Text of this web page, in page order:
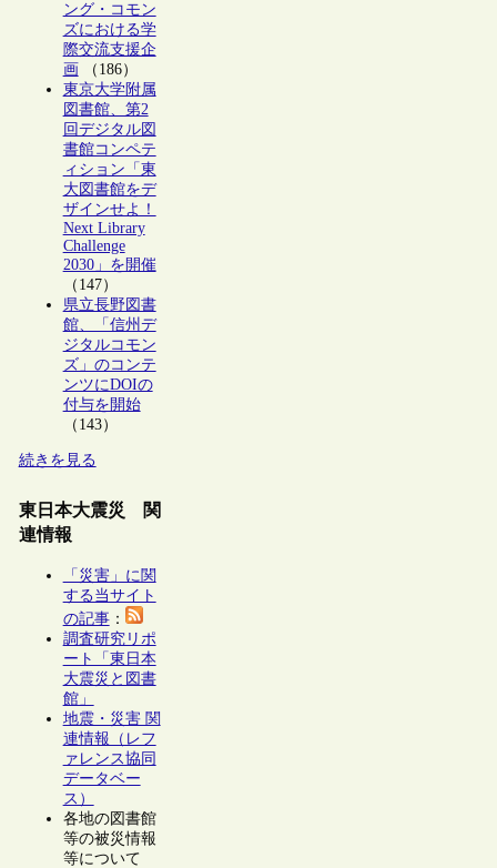
ング・コモン
ズにおける学
際交流支援企
画 （186）
東京大学附属
図書館、第2
回デジタル図
書館コンペテ
ィション「東
大図書館をデ
ザインせよ！
Next Library
Challenge
2030」を開催
（147）
県立長野図書
館、「信州デ
ジタルコモン
ズ」のコンテ
ンツにDOIの
付与を開始
（143）
続きを見る
東日本大震災 関
連情報
「災害」に関
する当サイト
の記事：
調査研究リポ
ート「東日本
大震災と図書
館」
地震・災害 関
連情報（レフ
ァレンス協同
データベー
ス）
各地の図書館
等の被災情報
等について